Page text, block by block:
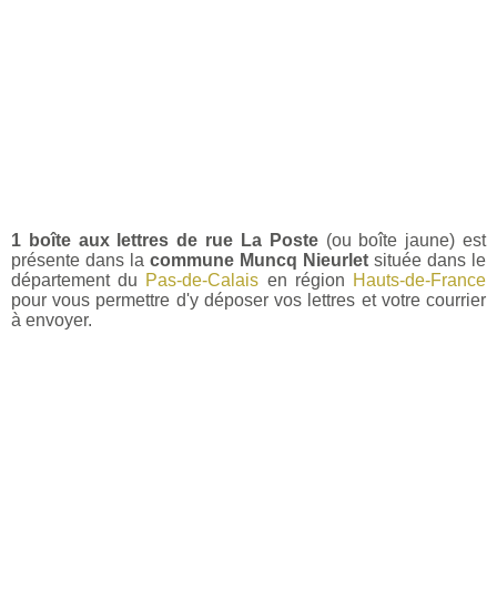
1 boîte aux lettres de rue La Poste(ou boîte jaune) est
présente dans la commune Muncq Nieurlet située dans le
département du Pas-de-Calais en région Hauts-de-France
pour vous permettre d'y déposer vos lettres et votre courrier
à envoyer.